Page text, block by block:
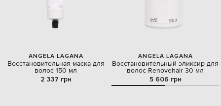
ANGELA LAGANA
Восстановительная маска для
волос 150 мл
2 337 грн
ANGELA LAGANA
Восстановительный эликсир для
волос Renovehair 30 мл
5 606 грн